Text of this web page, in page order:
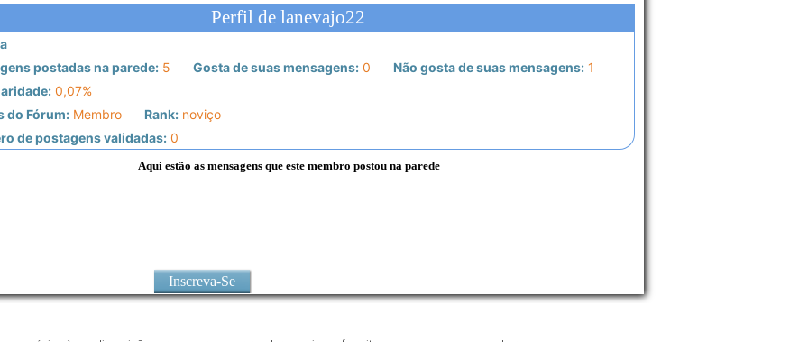
Perfil de lanevajo22
postadas na parede:5 Gosta de suas mensagens:0 Não gosta de suas mensagens:1
0,07%
do Fórum:Membro Rank:noviço
de postagens validadas:0
Aqui estão as mensagens que este membro postou na parede
Inscreva-Se